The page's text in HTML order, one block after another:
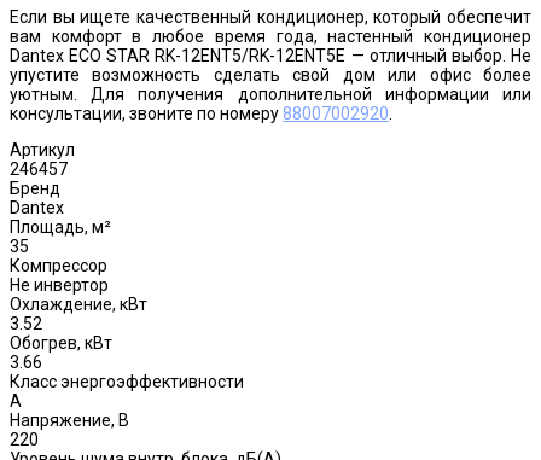
Если вы ищете качественный кондиционер, который обеспечит
вам комфорт в любое время года, настенный кондиционер
Dantex ECO STAR RK-12ENT5/RK-12ENT5E — отличный выбор. Не
упустите возможность сделать свой дом или офис более
уютным. Для получения дополнительной информации или
консультации, звоните по номеру 88007002920
Артикул
246457
Бренд
Dantex
Площадь, м²
35
Компрессор
Не инвертор
Охлаждение, кВт
3.52
Обогрев, кВт
3.66
Класс энергоэффективности
A
Напряжение, В
220